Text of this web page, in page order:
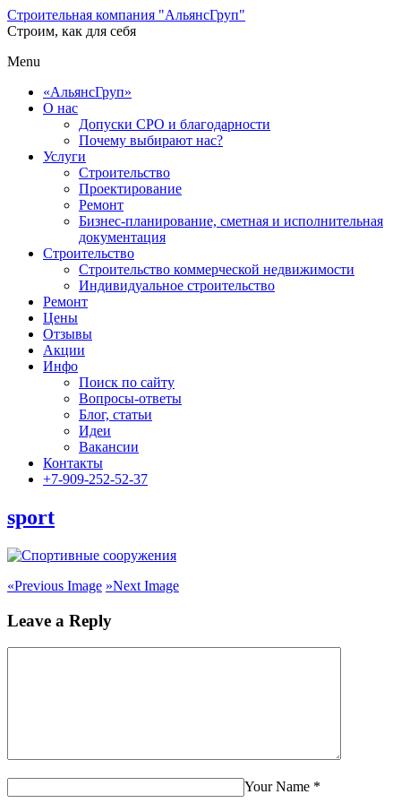
Строительная компания "АльянсГруп"
Строим, как для себя
Menu
«АльянсГруп»
О нас
Допуски СРО и благодарности
Почему выбирают нас?
Услуги
Строительство
Проектирование
Ремонт
Бизнес-планирование, сметная и исполнительная
документация
Строительство
Строительство коммерческой недвижимости
Индивидуальное строительство
Ремонт
Цены
Отзывы
Акции
Инфо
Поиск по сайту
Вопросы-ответы
Блог, статьи
Идеи
Вакансии
Контакты
+7-909-252-52-37
sport
«Previous Image »Next Image
Leave a Reply
Your Name *